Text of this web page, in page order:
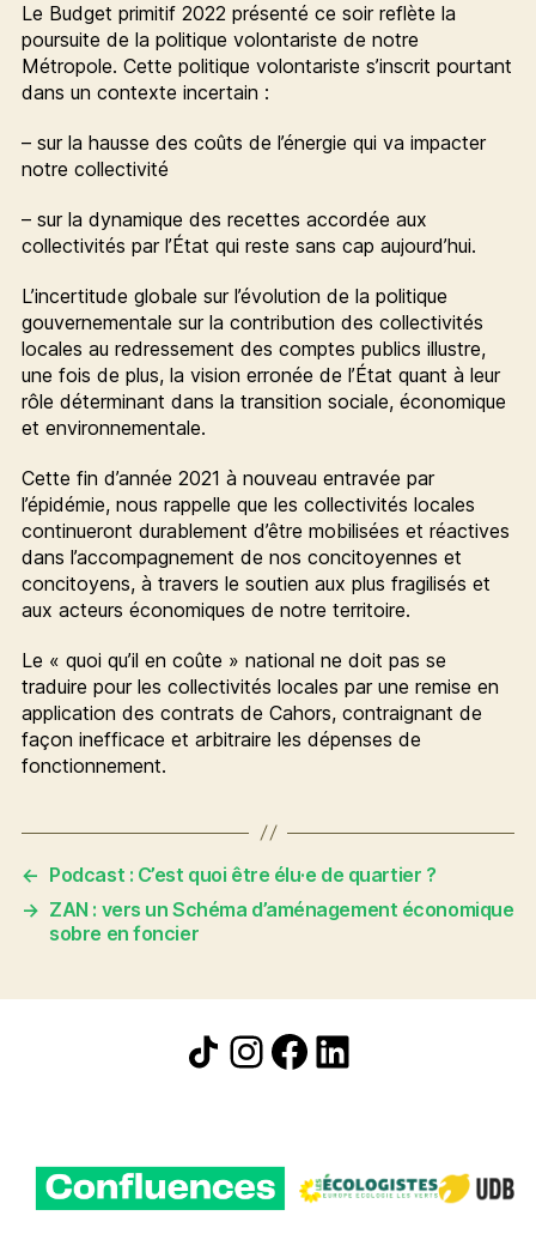
Le Budget primitif 2022 présenté ce soir reflète la
poursuite de la politique volontariste de notre
Métropole. Cette politique volontariste s’inscrit pourtant
dans un contexte incertain :
– sur la hausse des coûts de l’énergie qui va impacter
notre collectivité
– sur la dynamique des recettes accordée aux
collectivités par l’État qui reste sans cap aujourd’hui.
L’incertitude globale sur l’évolution de la politique
gouvernementale sur la contribution des collectivités
locales au redressement des comptes publics illustre,
une fois de plus, la vision erronée de l’État quant à leur
rôle déterminant dans la transition sociale, économique
et environnementale.
Cette fin d’année 2021 à nouveau entravée par
l’épidémie, nous rappelle que les collectivités locales
continueront durablement d’être mobilisées et réactives
dans l’accompagnement de nos concitoyennes et
concitoyens, à travers le soutien aux plus fragilisés et
aux acteurs économiques de notre territoire.
Le « quoi qu’il en coûte » national ne doit pas se
traduire pour les collectivités locales par une remise en
application des contrats de Cahors, contraignant de
façon inefficace et arbitraire les dépenses de
fonctionnement.
← Podcast : C’est quoi être élu·e de quartier ?
→ ZAN : vers un Schéma d’aménagement économique
sobre en foncier
Icône de partage
Instagram
Facebook
LinkedIn